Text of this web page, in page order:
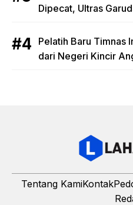
Dipecat, Ultras
Pelatih Baru Timnas
dari Negeri Kincir
Tentang KamiKontak